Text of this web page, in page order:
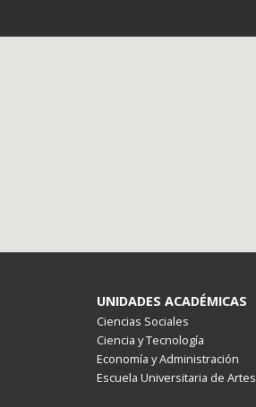
UNIDADES ACADÉMICAS
Ciencias Sociales
Ciencia y Tecnología
Economía y Administración
Escuela Universitaria de Artes